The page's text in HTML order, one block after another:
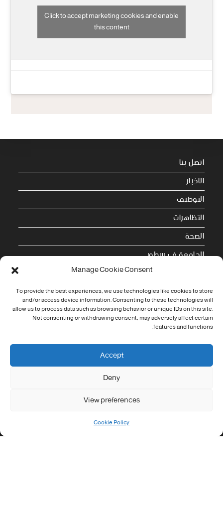
Manage Cookie Consent
To provide the best experiences, we use technologies like cookies to store
and/or access device information. Consenting to these technologies will
allow us to process data such as browsing behavior or unique IDs on this site.
Not consenting or withdrawing consent, may adversely affect certain
features and functions.
Accept
Deny
View preferences
Cookie Policy
Click to accept marketing cookies and enable
this content
اتصل بنا
الاخبار
التوظيف
التظاهرات
الصحة
الجامعة في سطور
Cookie Policy (EU)
معلومات الاتصال
Address:
جامعة العربي التبسي طريق قسنطينة - تبسة
contact@univ-tebessa.dz